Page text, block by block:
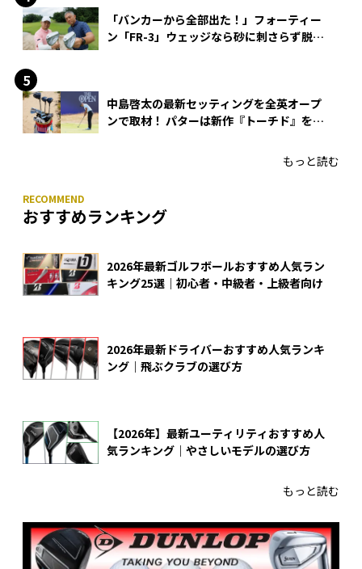
「バンカーから全部出た！」フォーティー
ン「FR-3」ウェッジなら砂に刺さらず脱出
中島啓太の最新セッティングを全英オープ
ンで取材！ パターは新作『トーチド』を投
もっと読む
おすすめランキング
2026年最新ゴルフボールおすすめ人気ラン
キング25選｜初心者・中級者・上級者向け
2026年最新ドライバーおすすめ人気ランキ
ング｜飛ぶクラブの選び方
【2026年】最新ユーティリティおすすめ人
気ランキング｜やさしいモデルの選び方
もっと読む